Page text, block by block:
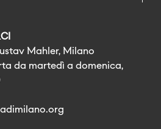
Mahler, Milano
da martedì a domenica,